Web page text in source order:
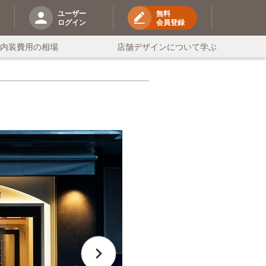
ユーザー
ログイン
無料
会員登録
装費用の相場 店舗デザインについて学ぶ